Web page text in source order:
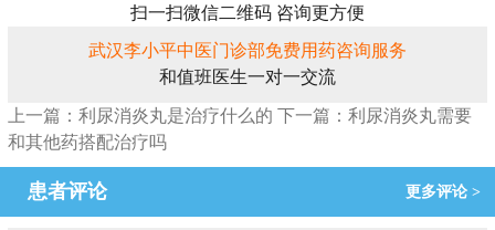
扫一扫微信二维码 咨询更方便
武汉李小平中医门诊部免费用药咨询服务
和值班医生一对一交流
上一篇：利尿消炎丸是治疗什么的 下一篇：利尿消炎丸需要
和其他药搭配治疗吗
患者评论 更多评论 >